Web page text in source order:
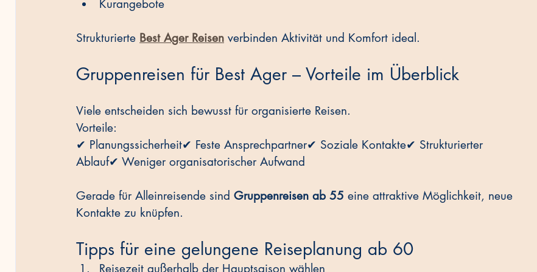
Kurangebote
Strukturierte Best Ager Reisen verbinden Aktivität und Komfort ideal.
Gruppenreisen für Best Ager – Vorteile im Überblick
Viele entscheiden sich bewusst für organisierte Reisen.
Vorteile:
✔ Planungssicherheit✔ Feste Ansprechpartner✔ Soziale Kontakte✔ Strukturierter
Ablauf✔ Weniger organisatorischer Aufwand
Gerade für Alleinreisende sind Gruppenreisen ab 55 eine attraktive Möglichkeit, neue
Kontakte zu knüpfen.
Tipps für eine gelungene Reiseplanung ab 60
Reisezeit außerhalb der Hauptsaison wählen